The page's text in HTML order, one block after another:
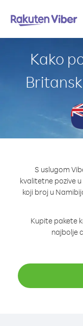
Kako
S uslugom
kvalitetne pozive
koji broj u
Kupite pakete
najbolje